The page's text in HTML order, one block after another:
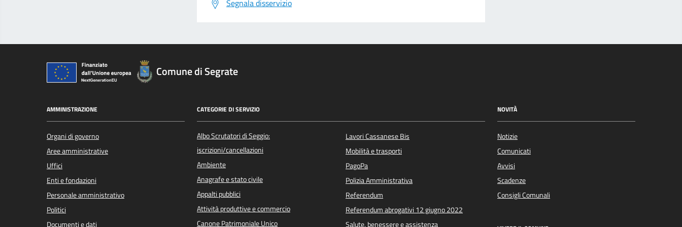
Segnala disservizio
Comune di Segrate
AMMINISTRAZIONE
Organi di governo
Aree amministrative
Uffici
Enti e fondazioni
Personale amministrativo
Politici
Documenti e dati
CATEGORIE DI SERVIZIO
Albo Scrutatori di Seggio:
iscrizioni/cancellazioni
Ambiente
Anagrafe e stato civile
Appalti pubblici
Attività produttive e commercio
Canone Patrimoniale Unico
Lavori Cassanese Bis
Mobilità e trasporti
PagoPa
Polizia Amministrativa
Referendum
Referendum abrogativi 12 giugno 2022
Salute, benessere e assistenza
NOVITÀ
Notizie
Comunicati
Avvisi
Scadenze
Consigli Comunali